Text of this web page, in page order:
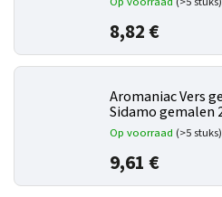
8,82 €
Aromaniac Vers
Sidamo gemalen
Op voorraad (>5 stuks)
9,61 €